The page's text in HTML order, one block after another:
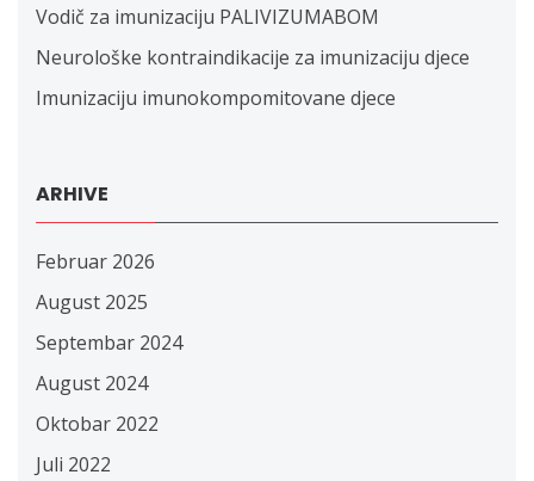
Vodič za imunizaciju PALIVIZUMABOM
Neurološke kontraindikacije za imunizaciju djece
Imunizaciju imunokompomitovane djece
ARHIVE
Februar 2026
August 2025
Septembar 2024
August 2024
Oktobar 2022
Juli 2022